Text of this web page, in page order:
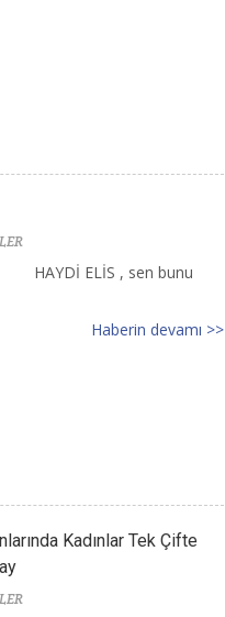
HAYDİ ELİS , sen bunu
Haberin devamı >>
Kadınlar Tek Çifte